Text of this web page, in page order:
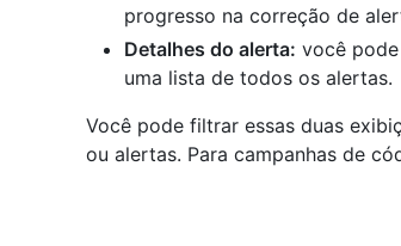
progresso na correção de
Detalhes do alerta: você
uma lista de todos os alertas.
Você pode filtrar essas duas
ou alertas. Para campanhas de